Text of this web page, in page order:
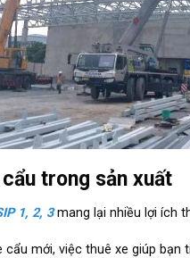
trong sản xuất
1, 2, 3mang lại nhiều lợi ích
cẩu mới, việc thuê xe giúp